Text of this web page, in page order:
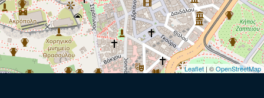
Leaflet | ©OpenStreetMap